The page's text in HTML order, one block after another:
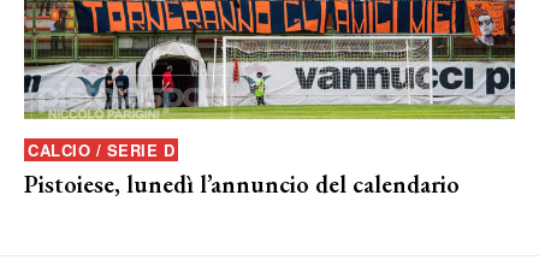
CALCIO / SERIE D
Pistoiese, lunedì l’annuncio del calendario